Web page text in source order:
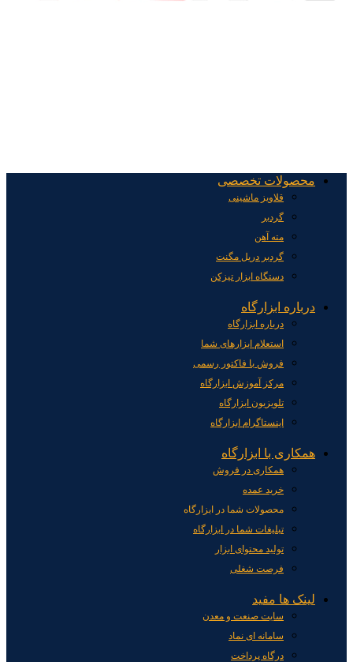
محصولات تخصصی
قلاویز ماشینی
گردبر
مته آهن
گردبر دریل مگنت
دستگاه ابزار تیزکن
درباره ابزارگاه
درباره ابزارگاه
استعلام ابزارهای شما
فروش با فاکتور رسمی
مرکز آموزش ابزارگاه
تلویزیون ابزارگاه
اینستاگرام ابزارگاه
همکاری با ابزارگاه
همکاری در فروش
خرید عمده
محصولات شما در ابزارگاه
تبلیغات شما در ابزارگاه
تولید محتوای ابزار
فرصت شغلی
لینک ها مفید
سایت صنعت و معدن
سامانه ای نماد
درگاه پرداخت